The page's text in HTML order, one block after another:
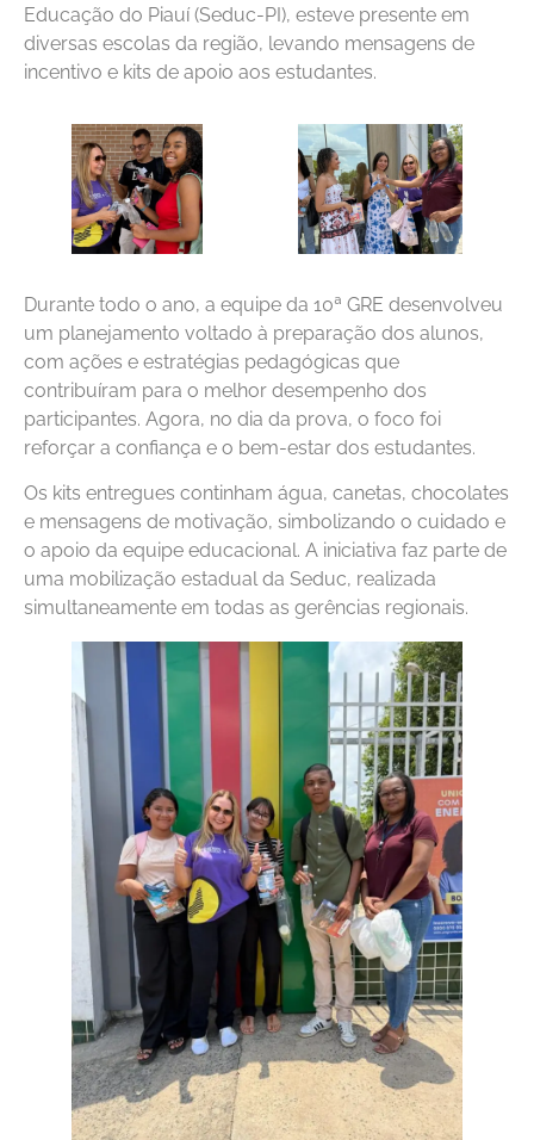
Educação do Piauí (Seduc-PI), esteve presente em
diversas escolas da região, levando mensagens de
incentivo e kits de apoio aos estudantes.
Durante todo o ano, a equipe da 10ª GRE desenvolveu
um planejamento voltado à preparação dos alunos,
com ações e estratégias pedagógicas que
contribuíram para o melhor desempenho dos
participantes. Agora, no dia da prova, o foco foi
reforçar a confiança e o bem-estar dos estudantes.
Os kits entregues continham água, canetas, chocolates
e mensagens de motivação, simbolizando o cuidado e
o apoio da equipe educacional. A iniciativa faz parte de
uma mobilização estadual da Seduc, realizada
simultaneamente em todas as gerências regionais.